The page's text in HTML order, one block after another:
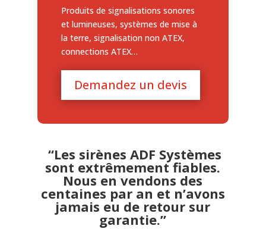
Produits de signalisations sonores
et lumineuses, systèmes de mise à
la terre, signalisation non ATEX,
connections ATEX…
Demandez un devis
“Les sirènes ADF Systèmes
sont extrêmement fiables.
Nous en vendons des
centaines par an et n’avons
jamais eu de retour sur
garantie.”